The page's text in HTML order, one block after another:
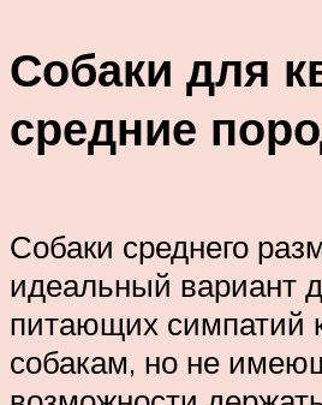
Собаки для
средние
Собаки среднего
идеальный вариант
питающих симпатий
собакам, но не